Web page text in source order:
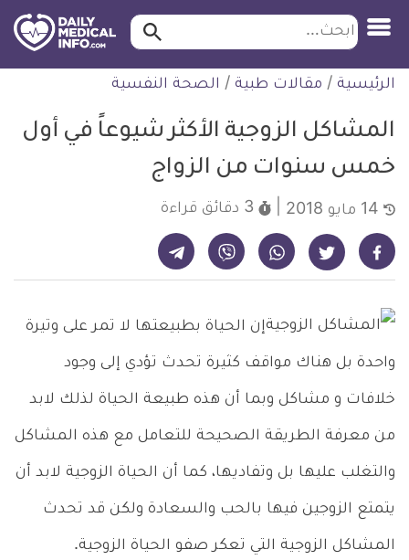
التخطي
للمحتوى
طبية
موثقة
ابحث ابحث…
الرئيسية / مقالات طبية / الصحة النفسية
المشاكل الزوجية الأكثر شيوعاً في أول
خمس سنوات من الزواج
3 دقائق قراءة
شارك على فيسبوك - ديلي ميديكال انفو شارك على تويتر - ديلي ميديكال انفو شارك على واتساب - ديلي ميديكال انفو شارك على فايبر - ديلي ميديكال انفو شارك على تيليجرام - ديلي ميديكال انفو
إن الحياة بطبيعتها لا تمر على وتيرة
واحدة بل هناك مواقف كثيرة تحدث تؤدي إلى وجود
خلافات و مشاكل وبما أن هذه طبيعة الحياة لذلك لابد
من معرفة الطريقة الصحيحة للتعامل مع هذه المشاكل
والتغلب عليها بل وتفاديها، كما أن الحياة الزوجية لابد أن
يتمتع الزوجين فيها بالحب والسعادة ولكن قد تحدث
المشاكل الزوجية التي تعكر صفو الحياة الزوجية.